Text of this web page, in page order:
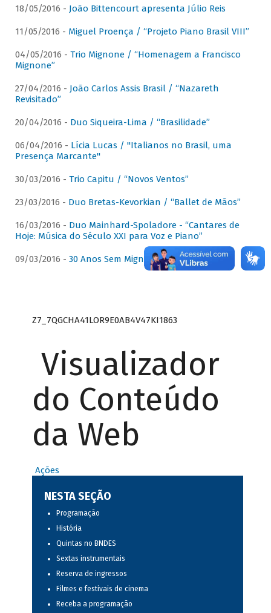
18/05/2016 - João Bittencourt apresenta Júlio Reis
11/05/2016 - Miguel Proença / “Projeto Piano Brasil VIII”
04/05/2016 - Trio Mignone / “Homenagem a Francisco
Mignone”
27/04/2016 - João Carlos Assis Brasil / “Nazareth
Revisitado”
20/04/2016 - Duo Siqueira-Lima / “Brasilidade”
06/04/2016 - Lícia Lucas / "Italianos no Brasil, uma
Presença Marcante"
30/03/2016 - Trio Capitu / “Novos Ventos”
23/03/2016 - Duo Bretas-Kevorkian / “Ballet de Mãos”
16/03/2016 - Duo Mainhard-Spoladore - “Cantares de
Hoje: Música do Século XXI para Voz e Piano”
09/03/2016 - 30 Anos Sem Mignone
Z7_7QGCHA41LOR9E0AB4V47KI1863
Visualizador
do Conteúdo
da Web
Ações
NESTA SEÇÃO
Programação
História
Quintas no BNDES
Sextas instrumentais
Reserva de ingressos
Filmes e festivais de cinema
Receba a programação